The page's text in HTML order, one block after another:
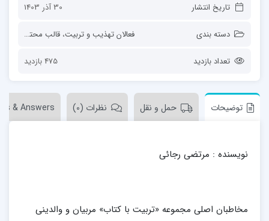
تاریخ انتشار 30 آذر 1403
دسته بندی فعالان تهذیب و تربیت، قالب محتوا
تعداد بازدید 475 بازدید
توضیحات حمل و نقل نظرات (0) & Answers
نویسنده : مرتضی رجائی
مخاطبان اصلی مجموعه «تربیت با کتاب» مربیان و والدینی